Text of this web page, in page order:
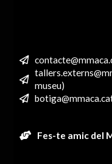
museu)
Fes-te amic del